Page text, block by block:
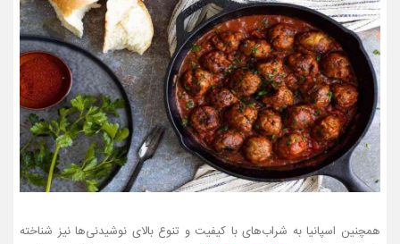
همچنین اسپانیا به شراب‌های با کیفیت و تنوع بالای نوشیدنی‌ها نیز شناخته